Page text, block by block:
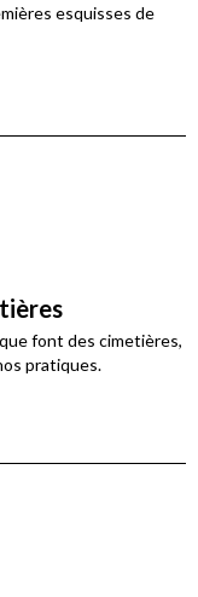
esquisses de
font des cimetières,
pratiques.